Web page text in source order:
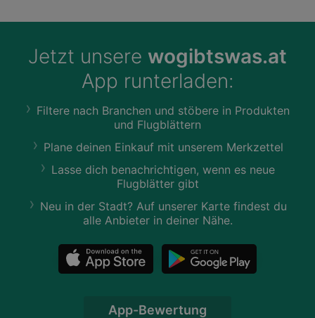
Jetzt unsere wogibtswas.at
App runterladen:
Filtere nach Branchen und stöbere in Produkten
und Flugblättern
Plane deinen Einkauf mit unserem Merkzettel
Lasse dich benachrichtigen, wenn es neue
Flugblätter gibt
Neu in der Stadt? Auf unserer Karte findest du
alle Anbieter in deiner Nähe.
App-Bewertung